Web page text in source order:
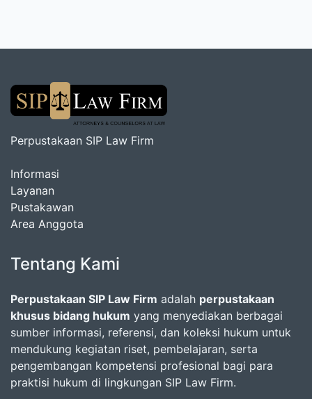
Perpustakaan SIP Law Firm
Informasi
Layanan
Pustakawan
Area Anggota
Tentang Kami
Perpustakaan SIP Law Firm adalah perpustakaan
khusus bidang hukum yang menyediakan berbagai
sumber informasi, referensi, dan koleksi hukum untuk
mendukung kegiatan riset, pembelajaran, serta
pengembangan kompetensi profesional bagi para
praktisi hukum di lingkungan SIP Law Firm.